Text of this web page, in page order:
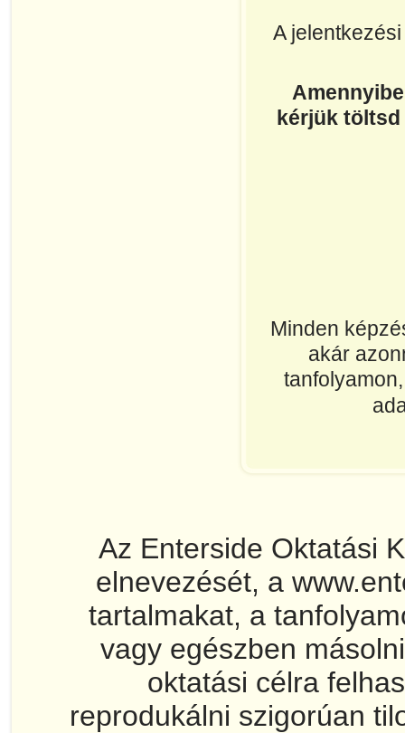
A
kérjük töltsd
Minden
akár
Az Enterside Oktatási
elnevezését, a
tartalmakat, a
vagy egészben
oktatási célra
reprodukálni szigorúan